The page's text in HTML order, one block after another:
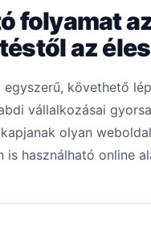
folyamat
az
követhető
vállalkozásai
olyan
is használható online